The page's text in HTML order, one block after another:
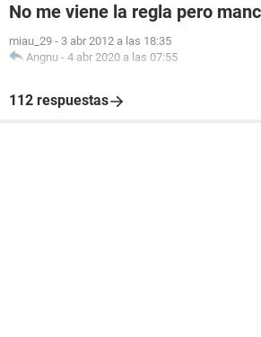
No me viene la regla pero
miau_29 - 3 abr 2012 a las 18:35
Angnu - 4 abr 2020 a las 07:55
112 respuestas